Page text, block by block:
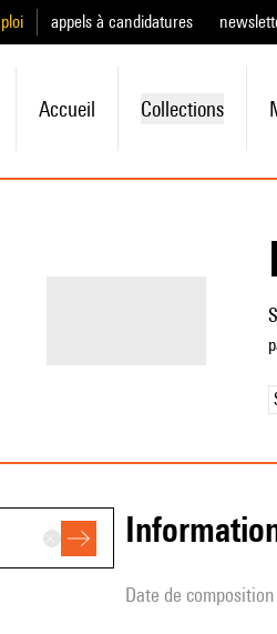
appels à candidatures
Accueil Collections
date de composition